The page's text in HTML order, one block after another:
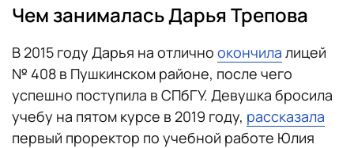
Чем занималась Дарья Трепова
В 2015 году Дарья на отлично окончила лицей
№ 408 в Пушкинском районе, после чего
успешно поступила в СПбГУ. Девушка бросила
учебу на пятом курсе в 2019 году, рассказала
первый проректор по учебной работе Юлия